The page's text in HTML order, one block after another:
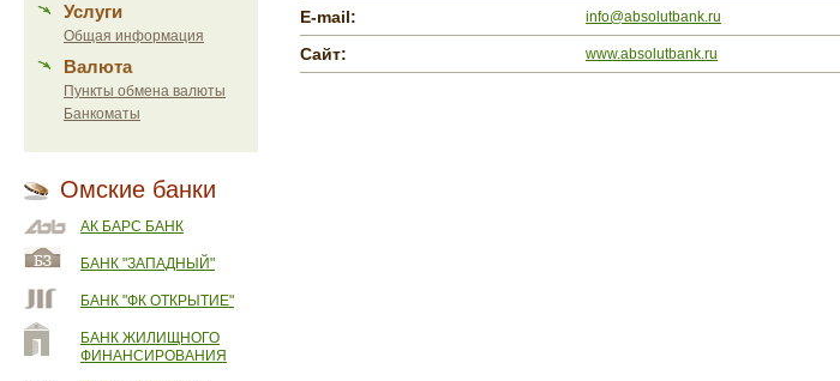
Услуги
Общая информация
Валюта
Пункты обмена валюты
Банкоматы
Омские банки
АК БАРС БАНК
БАНК "ЗАПАДНЫЙ"
БАНК "ФК ОТКРЫТИЕ"
БАНК ЖИЛИЩНОГО
ФИНАНСИРОВАНИЯ
E-mail: info@absolutbank.ru
Сайт: www.absolutbank.ru